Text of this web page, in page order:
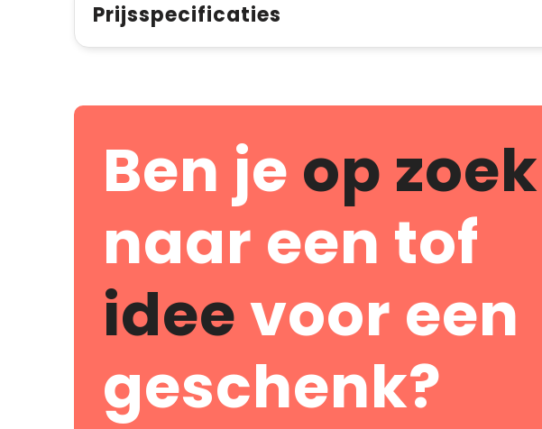
Prijsspecificaties
Ben je op zoek
naar een tof
ideevoor een
geschenk?